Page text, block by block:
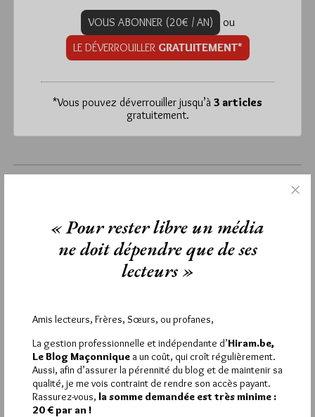
VOUS ABONNER (20€ / AN)
ou
LE DÉVERROUILLER GRATUITEMENT*
*Vous pouvez déverrouiller jusqu’à 3 articles
gratuitement.
Étiquettes :acrostiches,Alfred Mauro ,Lina Chelli
La rédaction de commentaires est
réservée aux abonnés.
Si vous souhaitez rédiger des
commentaires, vous devez :
« Pour rester libre un média
ne doit dépendre que de ses
lecteurs »
Amis lecteurs, Frères, Sœurs, ou profanes,
La gestion professionnelle et indépendante d’Hiram.be,
Le Blog Maçonnique a un coût, qui croît régulièrement.
Aussi, afin d’assurer la pérennité du blog et de maintenir sa
qualité, je me vois contraint de rendre son accès payant.
Rassurez-vous, la somme demandée est très minime :
20 € par an !